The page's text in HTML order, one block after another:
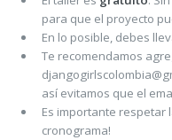
para que el proyecto
En lo posible, debes
Te recomendamos
así evitamos que el
Es importante respetar
cronograma!